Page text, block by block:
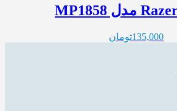
135,000تومان